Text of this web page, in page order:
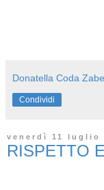
Donatella Coda
Condividi
venerdì 11 luglio
RISPETTO